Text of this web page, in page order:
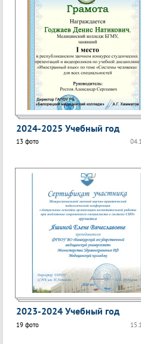
2024-2025 Учебный год
13 фото
2023-2024 Учебный год
19 фото